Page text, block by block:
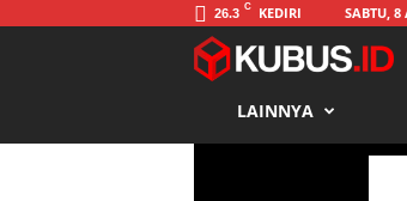
26.3 C KEDIRI SABTU, 8
LAINNYA